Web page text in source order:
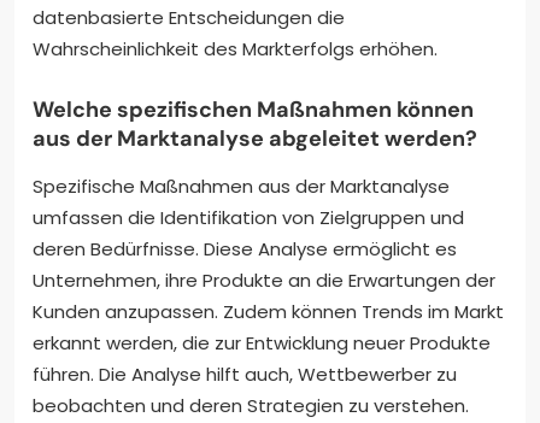
datenbasierte Entscheidungen die
Wahrscheinlichkeit des Markterfolgs erhöhen.
Welche spezifischen Maßnahmen können
aus der Marktanalyse abgeleitet werden?
Spezifische Maßnahmen aus der Marktanalyse
umfassen die Identifikation von Zielgruppen und
deren Bedürfnisse. Diese Analyse ermöglicht es
Unternehmen, ihre Produkte an die Erwartungen der
Kunden anzupassen. Zudem können Trends im Markt
erkannt werden, die zur Entwicklung neuer Produkte
führen. Die Analyse hilft auch, Wettbewerber zu
beobachten und deren Strategien zu verstehen.